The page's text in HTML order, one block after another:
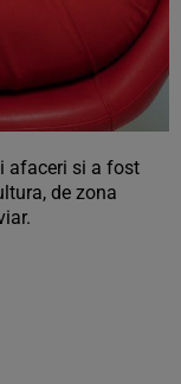
afaceri si a fost
de zona